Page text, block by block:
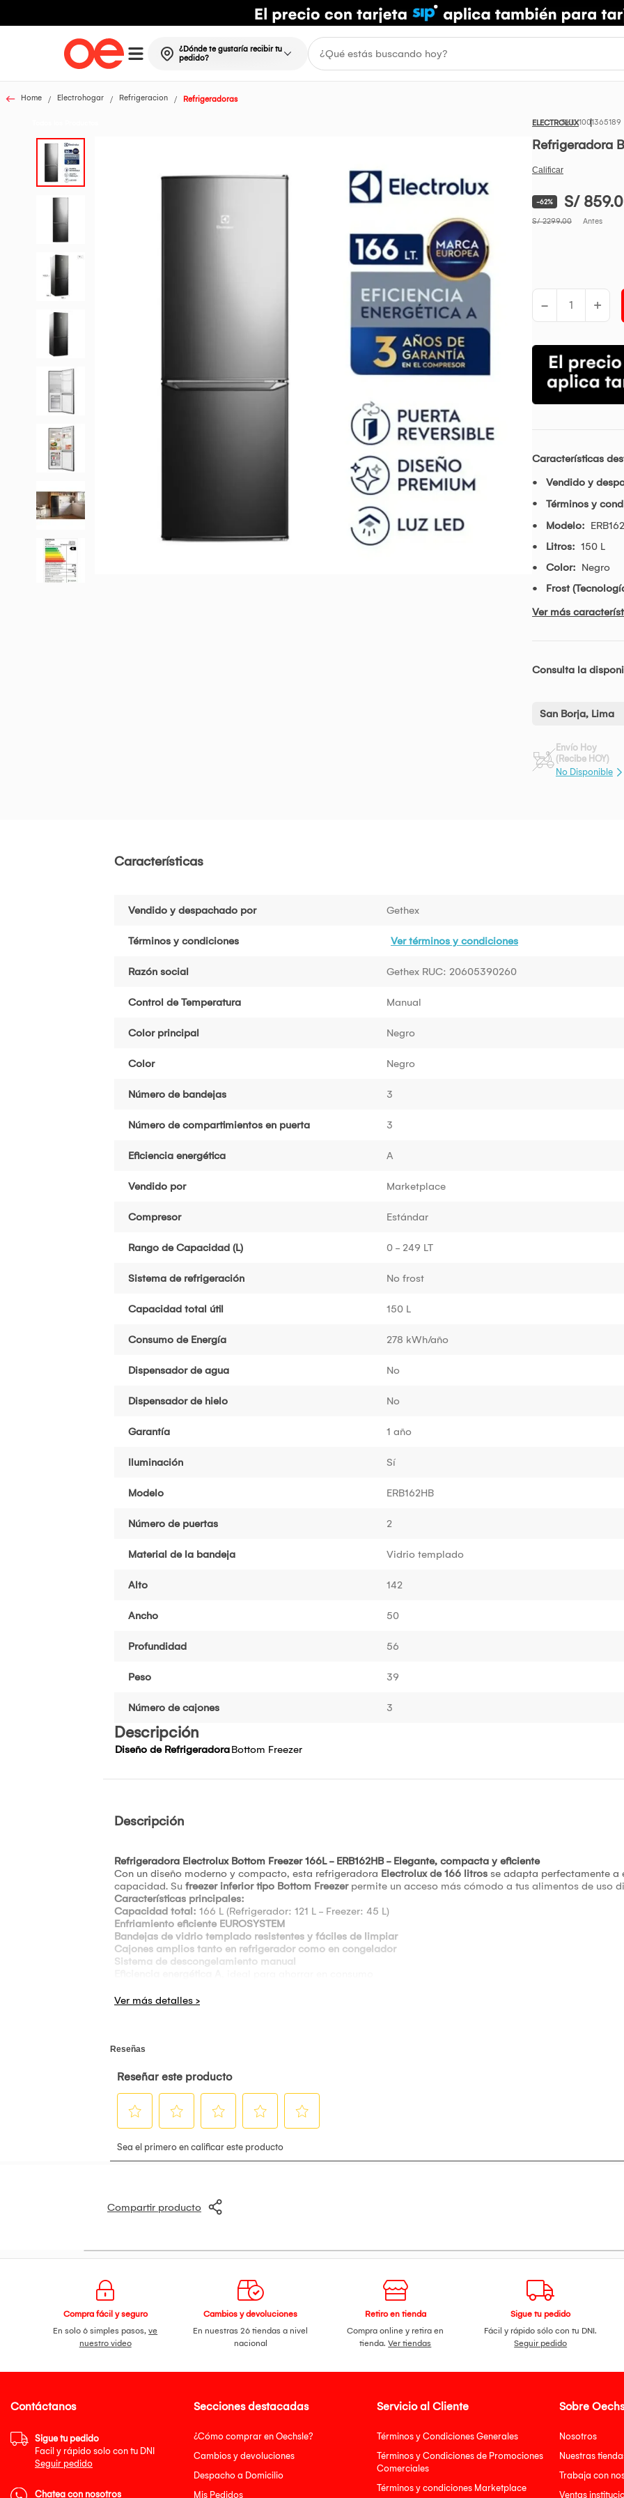
¿Dónde te gustaría recibir tu
pedido?
Home Electrohogar Refrigeracion Refrigeradoras
ELECTROLUX1001365189
Refrigeradora
-62% S/
S/ 2299.00 Antes
- +
Características
Vendido y
Términos y
Modelo:
Litros: 150 L
Color: Negro
Frost
Ver más
Consulta la
San Borja, Lima
Envío Hoy
(Recibe HOY)
No Disponible
Características
Vendido y despachado por Gethex
Términos y condiciones Ver términos y condiciones
Razón social Gethex RUC: 20605390260
Control de Temperatura Manual
Color principal Negro
Color Negro
Número de bandejas 3
Número de compartimientos en puerta 3
Eficiencia energética A
Vendido por Marketplace
Compresor Estándar
Rango de Capacidad (L) 0 - 249 LT
Sistema de refrigeración No frost
Capacidad total útil 150 L
Consumo de Energía 278 kWh/año
Dispensador de agua No
Dispensador de hielo No
Garantía 1 año
Iluminación Sí
Modelo ERB162HB
Número de puertas 2
Material de la bandeja Vidrio templado
Alto 142
Ancho 50
Profundidad 56
Peso 39
Número de cajones 3
Descripción
Diseño de RefrigeradoraBottom Freezer
Descripción
Refrigeradora Electrolux Bottom Freezer 166L - ERB162HB - Elegante, compacta y eficiente
Con un diseño moderno y compacto, esta refrigeradora Electrolux de 166 litros se adapta perfectamente a
capacidad. Su freezer inferior tipo Bottom Freezerpermite un acceso más cómodo a tus alimentos de uso
Características principales:
Capacidad total: 166 L (Refrigerador: 121 L - Freezer: 45 L)
Enfriamiento eficiente EUROSYSTEM
Bandejas de vidrio templado resistentes y fáciles de limpiar
Cajones amplios tanto en refrigerador como en congelador
Sistema de descongelamiento manual
Puertas reversibles y ruedas para fácil reubicación
Consumo energético:
Ideal para departamentos, oficinas o espacios reducidos. ¡Funcionalidad y estilo en un solo
Compartir producto
Compra fácil y seguro
En solo 6 simples pasos,ve
nuestro video
Cambios y devoluciones
En nuestras 26 tiendas a nivel
nacional
Retiro en tienda
Compra online y retira en
tienda.Ver tiendas
Sigue tu pedido
Fácil y rápido sólo con tu DNI.
Seguir pedido
Secciones destacadas
¿Cómo comprar en Oechsle?
Cambios y devoluciones
Despacho a Domicilio
Mis Pedidos
Servicio al Cliente
Términos y Condiciones Generales
Términos y Condiciones de Promociones
Comerciales
Términos y condiciones Marketplace
Sobre
Nosotros
Nuestras
Trabaja con
Ventas
Contáctanos
Sigue tu pedido
Facil y rápido solo con tu DNI
Seguir pedido
Chatea con nosotros